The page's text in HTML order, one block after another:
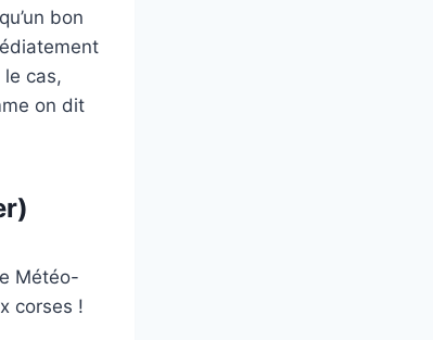
bon
le cas,
on dit
Météo-
corses !